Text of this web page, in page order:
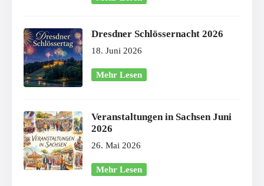
Dresdner Schlössernacht 2026
18. Juni 2026
Mehr Lesen
Veranstaltungen in Sachsen Juni
2026
26. Mai 2026
Mehr Lesen